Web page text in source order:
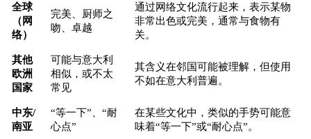
全球
（网
络）
完美、厨师之
吻、卓越
通过网络文化流行起来，表示某物
非常出色或完美，通常与食物有
关。
其他
欧洲
国家
可能与意大利
相似，或不太
常见
其含义在邻国可能被理解，但使用
不如在意大利普遍。
中东/
南亚
“等一下”、“耐
心点”
在某些文化中，类似的手势可能意
味着“等一下”或“耐心点”。